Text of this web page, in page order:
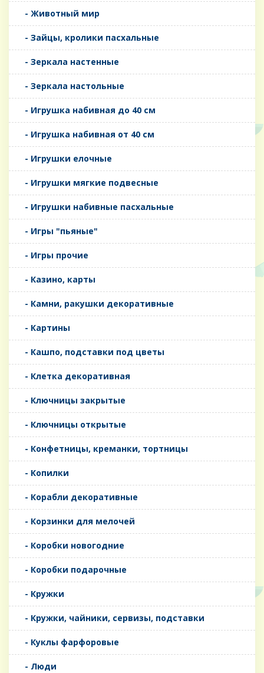
- Животный мир
- Зайцы, кролики пасхальные
- Зеркала настенные
- Зеркала настольные
- Игрушка набивная до 40 см
- Игрушка набивная от 40 см
- Игрушки елочные
- Игрушки мягкие подвесные
- Игрушки набивные пасхальные
- Игры "пьяные"
- Игры прочие
- Казино, карты
- Камни, ракушки декоративные
- Картины
- Кашпо, подставки под цветы
- Клетка декоративная
- Ключницы закрытые
- Ключницы открытые
- Конфетницы, креманки, тортницы
- Копилки
- Корабли декоративные
- Корзинки для мелочей
- Коробки новогодние
- Коробки подарочные
- Кружки
- Кружки, чайники, сервизы, подставки
- Куклы фарфоровые
- Люди